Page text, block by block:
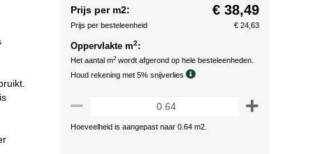
Prijs per m2: € 38,49
Prijs per besteleenheid € 24,63
Oppervlakte m2:
Het aantal m2 wordt afgerond op hele besteleenheden.
Houd rekening met 5% snijverlies
Hoeveelheid is aangepast naar 0.64 m2.